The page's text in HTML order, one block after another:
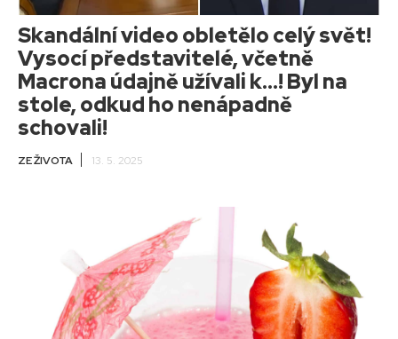
Skandální video obletělo celý svět!
Vysocí představitelé, včetně
Macrona údajně užívali k…! Byl na
stole, odkud ho nenápadně
schovali!
ZE ŽIVOTA 13. 5. 2025